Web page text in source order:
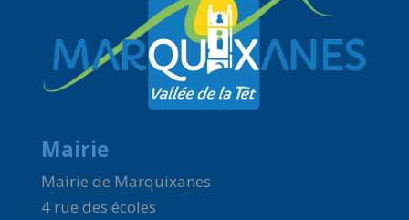
Mairie
Mairie de Marquixanes
4 rue des écoles